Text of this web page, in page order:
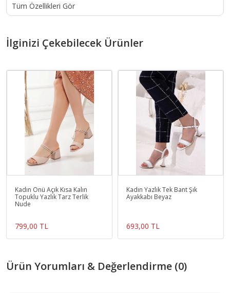
Tüm Özellikleri Gör
İlginizi Çekebilecek Ürünler
Kadın Önü Açık Kısa Kalın
Topuklu Yazlık Tarz Terlik
Nude
799,00 TL
Kadın Yazlık Tek Bant Şık
Ayakkabı Beyaz
693,00 TL
Ürün Yorumları & Değerlendirme (0)